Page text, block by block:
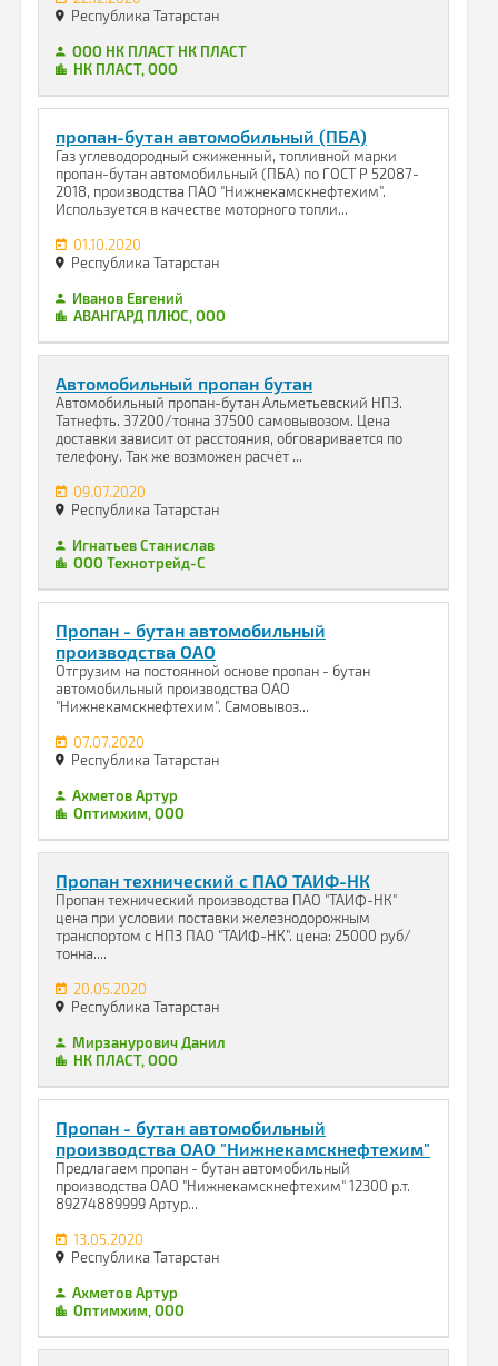
Республика Татарстан
ООО НК ПЛАСТ НК ПЛАСТ
НК ПЛАСТ, ООО
пропан-бутан автомобильный (ПБА)
Газ углеводородный сжиженный, топливной марки
пропан-бутан автомобильный (ПБА) по ГОСТ Р 52087-
2018, производства ПАО "Нижнекамскнефтехим".
Используется в качестве моторного топли...
01.10.2020
Республика Татарстан
Иванов Евгений
АВАНГАРД ПЛЮС, ООО
Автомобильный пропан бутан
Автомобильный пропан-бутан Альметьевский НПЗ.
Татнефть. 37200/тонна 37500 самовывозом. Цена
доставки зависит от расстояния, обговаривается по
телефону. Так же возможен расчёт ...
09.07.2020
Республика Татарстан
Игнатьев Станислав
ООО Технотрейд-С
Пропан - бутан автомобильный
производства ОАО
Отгрузим на постоянной основе пропан - бутан
автомобильный производства ОАО
"Нижнекамскнефтехим". Самовывоз...
07.07.2020
Республика Татарстан
Ахметов Артур
Оптимхим, ООО
Пропан технический с ПАО ТАИФ-НК
Пропан технический производства ПАО "ТАИФ-НК"
цена при условии поставки железнодорожным
транспортом с НПЗ ПАО "ТАИФ-НК". цена: 25000 руб/
тонна....
20.05.2020
Республика Татарстан
Мирзанурович Данил
НК ПЛАСТ, ООО
Пропан - бутан автомобильный
производства ОАО "Нижнекамскнефтехим"
Предлагаем пропан - бутан автомобильный
производства ОАО "Нижнекамскнефтехим" 12300 р.т.
89274889999 Артур...
13.05.2020
Республика Татарстан
Ахметов Артур
Оптимхим, ООО